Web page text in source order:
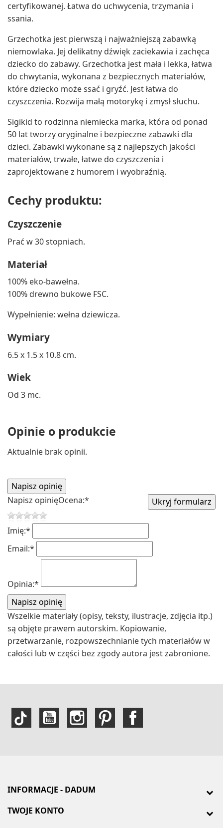
certyfikowanej. Łatwa do uchwycenia, trzymania i
ssania.
Grzechotka jest pierwszą i najważniejszą zabawką
niemowlaka. Jej delikatny dźwięk zaciekawia i zachęca
dziecko do zabawy. Grzechotka jest mała i lekka, łatwa
do chwytania, wykonana z bezpiecznych materiałów,
które dziecko może ssać i gryźć. Jest łatwa do
czyszczenia. Rozwija małą motorykę i zmysł słuchu.
Sigikid to rodzinna niemiecka marka, która od ponad
50 lat tworzy oryginalne i bezpieczne zabawki dla
dzieci. Zabawki wykonane są z najlepszych jakości
materiałów, trwałe, łatwe do czyszczenia i
zaprojektowane z humorem i wyobraźnią.
Cechy produktu:
Czyszczenie
Prać w 30 stopniach.
Materiał
100% eko-bawełna.
100% drewno bukowe FSC.
Wypełnienie: wełna dziewicza.
Wymiary
6.5 x 1.5 x 10.8 cm.
Wiek
Od 3 mc.
Opinie o produkcie
Aktualnie brak opinii.
Napisz opinięOcena:*
Imię:*
Email:*
Opinia:*
Wszelkie materiały (opisy, teksty, ilustracje, zdjęcia itp.)
są objęte prawem autorskim. Kopiowanie,
przetwarzanie, rozpowszechnianie tych materiałów w
całości lub w części bez zgody autora jest zabronione.
INFORMACJE - DADUM
TWOJE KONTO